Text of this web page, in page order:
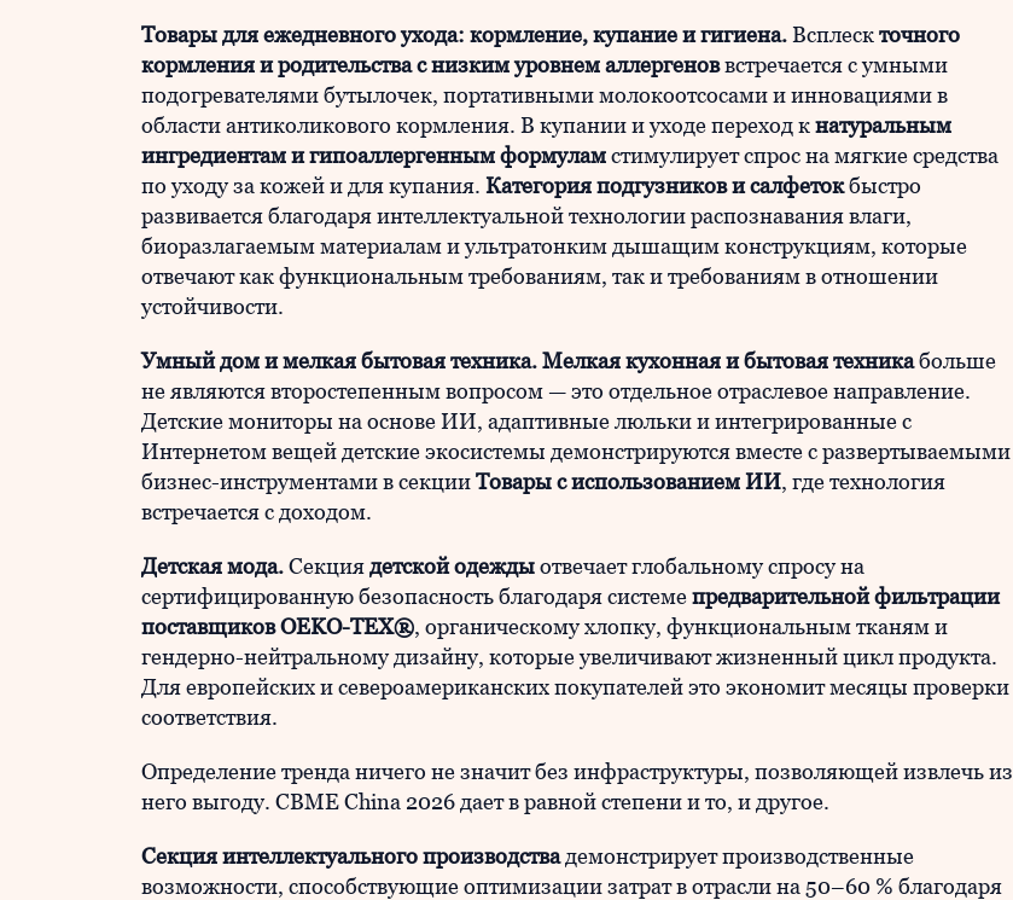
Товары для ежедневного ухода: кормление, купание и гигиена.Всплескточного
кормления и родительства с низким уровнем аллергеноввстречается с умными
подогревателями бутылочек, портативными молокоотсосами и инновациями в
области антиколикового кормления. В купании и уходе переход кнатуральным
ингредиентам и гипоаллергенным формуламстимулирует спрос на мягкие средства
по уходу за кожей и для купания. Категория подгузников и салфетокбыстро
развивается благодаря интеллектуальной технологии распознавания влаги,
биоразлагаемым материалам и ультратонким дышащим конструкциям, которые
отвечают как функциональным требованиям, так и требованиям в отношении
устойчивости.
Умный дом и мелкая бытовая техника.Мелкая кухонная и бытовая техникабольше
не являются второстепенным вопросом — это отдельное отраслевое направление.
Детские мониторы на основе ИИ, адаптивные люльки и интегрированные с
Интернетом вещей детские экосистемы демонстрируются вместе с развертываемыми
бизнес-инструментами в секцииТовары с использованием ИИ, где технология
встречается с доходом.
Детская мода.Секциядетской одеждыотвечает глобальному спросу на
сертифицированную безопасность благодаря системепредварительной фильтрации
поставщиков OEKO-TEX®, органическому хлопку, функциональным тканям и
гендерно-нейтральному дизайну, которые увеличивают жизненный цикл продукта.
Для европейских и североамериканских покупателей это экономит месяцы проверки
соответствия.
Определение тренда ничего не значит без инфраструктуры, позволяющей извлечь из
него выгоду. CBME China 2026 дает в равной степени и то, и другое.
Секция интеллектуального производствадемонстрирует производственные
возможности, способствующие оптимизации затрат в отрасли на 50–60 % благодаря